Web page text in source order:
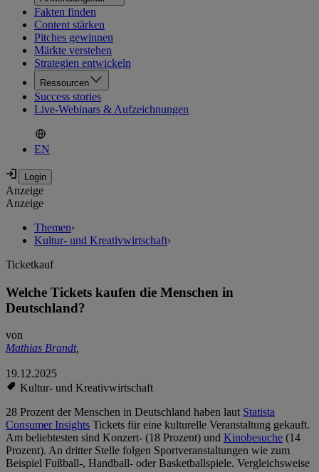
Fakten finden
Content stärken
Pitches gewinnen
Märkte verstehen
Strategien entwickeln
Ressourcen
Success stories
Live-Webinars & Aufzeichnungen
EN
Anzeige
Anzeige
Themen›
Kultur- und Kreativwirtschaft›
Ticketkauf
Welche Tickets kaufen die Menschen in
Deutschland?
von
Mathias Brandt,
19.12.2025
Kultur- und Kreativwirtschaft
28 Prozent der Menschen in Deutschland haben laut Statista
Consumer Insights Tickets für eine kulturelle Veranstaltung gekauft.
Am beliebtesten sind Konzert- (18 Prozent) und Kinobesuche (14
Prozent). An dritter Stelle folgen Sportveranstaltungen wie zum
Beispiel Fußball-, Handball- oder Basketballspiele. Vergleichsweise